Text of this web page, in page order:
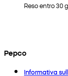
Reso entro 30
Pepco
Informativa